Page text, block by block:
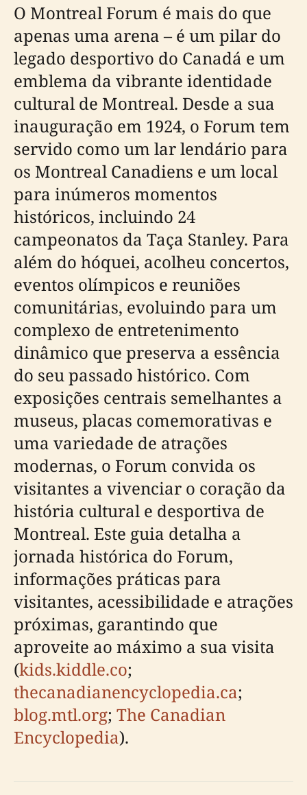
O Montreal Forum é mais do que
apenas uma arena – é um pilar do
legado desportivo do Canadá e um
emblema da vibrante identidade
cultural de Montreal. Desde a sua
inauguração em 1924, o Forum tem
servido como um lar lendário para
os Montreal Canadiens e um local
para inúmeros momentos
históricos, incluindo 24
campeonatos da Taça Stanley. Para
além do hóquei, acolheu concertos,
eventos olímpicos e reuniões
comunitárias, evoluindo para um
complexo de entretenimento
dinâmico que preserva a essência
do seu passado histórico. Com
exposições centrais semelhantes a
museus, placas comemorativas e
uma variedade de atrações
modernas, o Forum convida os
visitantes a vivenciar o coração da
história cultural e desportiva de
Montreal. Este guia detalha a
jornada histórica do Forum,
informações práticas para
visitantes, acessibilidade e atrações
próximas, garantindo que
aproveite ao máximo a sua visita
(kids.kiddle.co;
thecanadianencyclopedia.ca;
blog.mtl.org; The Canadian
Encyclopedia).